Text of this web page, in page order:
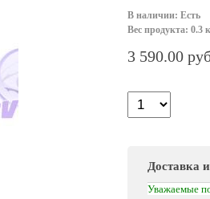
В наличии: Есть
Вес продукта: 0.3
3 590.00
Доставка
Уважаемые